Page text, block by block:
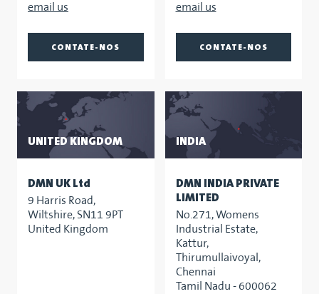
CONTATE-NOS CONTATE-NOS
UNITED KINGDOM
DMN UK Ltd
9 Harris Road,
Wiltshire, SN11 9PT
United Kingdom
INDIA
DMN INDIA PRIVATE
LIMITED
No.271, Womens
Industrial Estate,
Kattur,
Thirumullaivoyal,
Chennai
Tamil Nadu - 600062